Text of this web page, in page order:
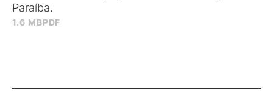
1.6 MBPDF
Paraíba.